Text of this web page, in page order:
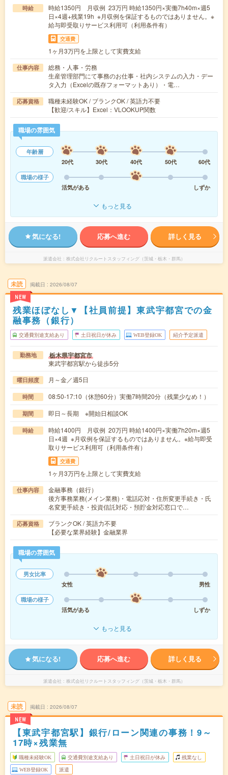
時給
時給1350円 月収例 23万円 時給1350円×実働7h40m×週5
日×4週+残業19h ※月収例を保証するものではありません。※
給与即受取りサービス利用可（利用条件有）
交通費
1ヶ月3万円を上限として実費支給
仕事内容
総務・人事・労務
生産管理部門にて事務のお仕事・社内システムの入力・デー
タ入力（Excelの既存フォーマットあり）・電…
応募資格
職種未経験OK / ブランクOK / 英語力不要
【歓迎/スキル】Excel：VLOOKUP関数
職場の雰囲気
年齢層
20代
30代 40代 50代
60代
職場の様子
活気がある
しずか
もっと見る
気になる! 応募へ進む 詳しく見る
派遣会社 株式会社リクルートスタッフィング（茨城・栃木・群馬）
未読
NEW
掲載日 2026/08/07
残業ほぼなし▼【社員前提】東武宇都宮での金
融事務（銀行）
交通費別途支給あり 土日祝日が休み WEB登録OK 紹介予定派遣
勤務地 栃木県宇都宮市
東武宇都宮駅から徒歩5分
曜日頻度 月～金／週5日
時間 08:50-17:10（休憩60分）実働7時間20分（残業少なめ！）
期間 即日～長期 ※開始日相談OK
時給
時給1400円 月収例 20万円 時給1400円×実働7h20m×週5
日×4週 ※月収例を保証するものではありません。※給与即受
取りサービス利用可（利用条件有）
交通費
1ヶ月3万円を上限として実費支給
仕事内容
金融事務（銀行）
後方事務業務(メイン業務)・電話応対・住所変更手続き・氏
名変更手続き・投資信託対応・預貯金対応窓口で…
応募資格
ブランクOK / 英語力不要
【必要な業界経験】金融業界
職場の雰囲気
男女比率
女性
男性
職場の様子
活気がある
しずか
もっと見る
気になる! 応募へ進む 詳しく見る
派遣会社 株式会社リクルートスタッフィング（茨城・栃木・群馬）
未読
NEW
掲載日 2026/08/07
【東武宇都宮駅】銀行/ローン関連の事務！9～
17時×残業無
職種未経験OK 交通費別途支給あり 土日祝日が休み 残業なし
WEB登録OK 派遣